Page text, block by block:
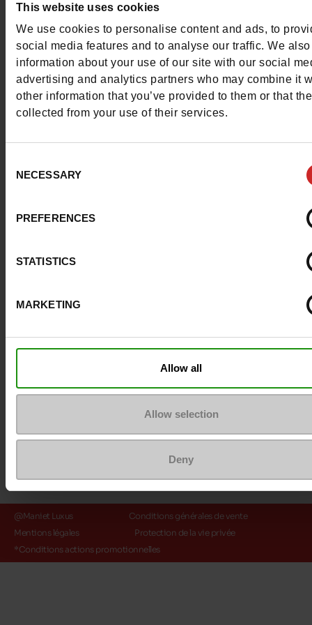
This website uses cookies
We use cookies to personalise content and ads, to
social media features and to analyse our traffic. We
information about your use of our site with our social
advertising and analytics partners who may combine it
other information that you’ve provided to them or that
collected from your use of their services.
Selection
NECESSARY
PREFERENCES
STATISTICS
MARKETING
Allow all
Allow selection
Deny
Contacter le service client
Envoyer un message
Plus d'options de contact
Nous suivre
Service Client
A propos de nous
@Maniet Luxus
Conditions générales de vente
Mentions légales
Protection de la vie privée
*Conditions actions promotionnelles